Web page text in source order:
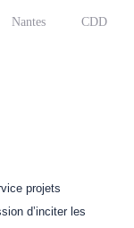
Nantes CDD
projets
d’inciter les